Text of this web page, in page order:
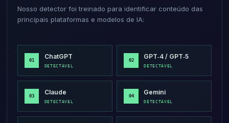
Nosso detector foi treinado para identificar conteúdo das
principais plataformas e modelos de IA:
01
ChatGPT
DETECTÁVEL
02
GPT‑4 / GPT‑5
DETECTÁVEL
03
Claude
DETECTÁVEL
04
Gemini
DETECTÁVEL